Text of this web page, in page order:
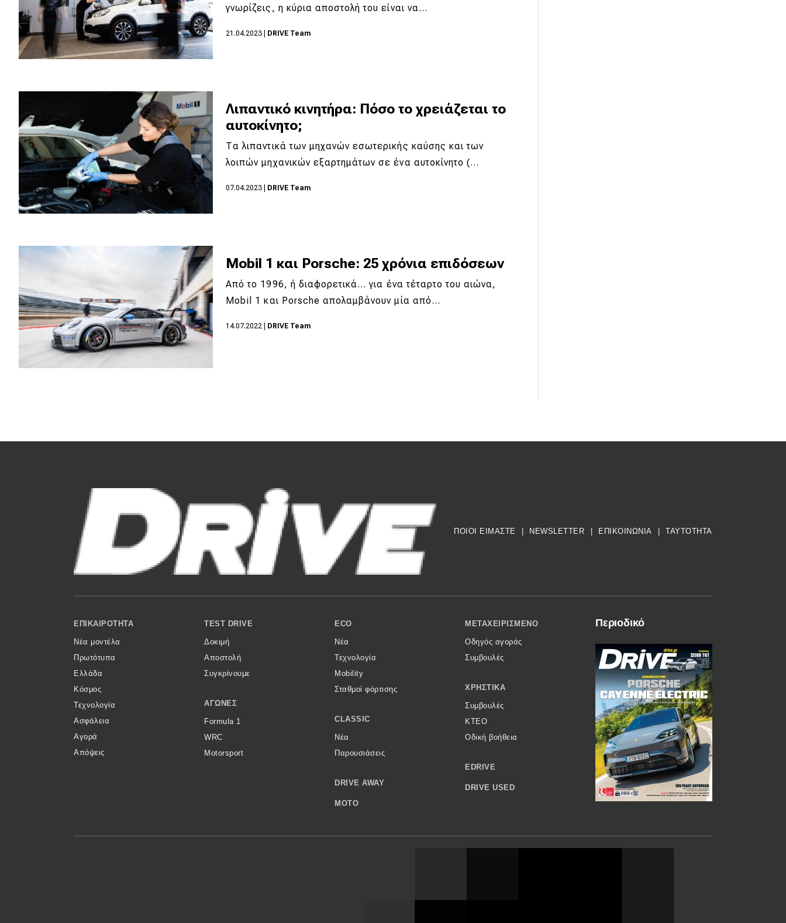
Νέα
Τεχνολογία
Mobility
Classic
Νέα
Παρουσιάσεις
MOTO
Μεταχειρισμένο
Οδηγός αγοράς
Συμβουλές
Χρηστικά
Οδική βοήθεια
DRIVE USED
γνωρίζεις, η κύρια αποστολή του είναι να…
21.04.2023 DRIVE Team
Λιπαντικό κινητήρα: Πόσο το χρειάζεται το
αυτοκίνητο;
Tα λιπαντικά των μηχανών εσωτερικής καύσης και των
λοιπών μηχανικών εξαρτημάτων σε ένα αυτοκίνητο (…
07.04.2023 DRIVE Team
Mobil 1 και Porsche: 25 χρόνια επιδόσεων
Από το 1996, ή διαφορετικά... για ένα τέταρτο του αιώνα,
Mobil 1 και Porsche απολαμβάνουν μία από…
14.07.2022 DRIVE Team
ΠΟΙΟΙ ΕΙΜΑΣΤΕ NEWSLETTER ΕΠΙΚΟΙΝΩΝΙΑ TAYTOTHTA
Footer Menu
ΕΠΙΚΑΙΡΌΤΗΤΑ
Νέα μοντέλα
Πρωτότυπα
Ελλάδα
Κόσμος
Τεχνολογία
Ασφάλεια
Αγορά
Απόψεις
TEST DRIVE
Δοκιμή
Αποστολή
Συγκρίνουμε
ΑΓΏΝΕΣ
Formula 1
WRC
Motorsport
ECO
Νέα
Τεχνολογία
Mobility
Σταθμοί φόρτισης
CLASSIC
Νέα
Παρουσιάσεις
DRIVE AWAY
MOTO
ΜΕΤΑΧΕΙΡΙΣΜΈΝΟ
Οδηγός αγοράς
Συμβουλές
ΧΡΗΣΤΙΚΆ
Συμβουλές
ΚΤΕΟ
Οδική βοήθεια
EDRIVE
DRIVE USED
Περιοδικό